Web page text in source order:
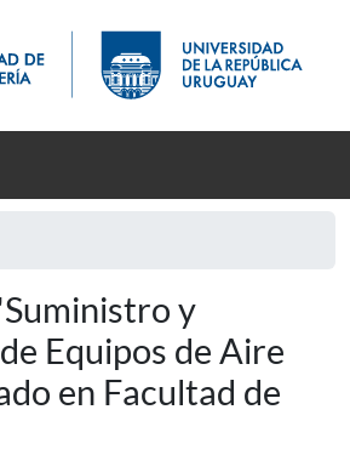
y
Equipos de Aire
en Facultad de